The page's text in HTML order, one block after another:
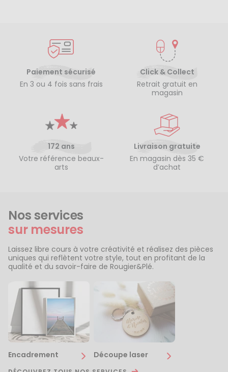
Paiement sécurisé
En 3 ou 4 fois sans frais
Click & Collect
Retrait gratuit en
magasin
172 ans
Votre référence beaux-
arts
Livraison gratuite
En magasin dès 35 €
d’achat
Nos services
sur mesures
Laissez libre cours à votre créativité et réalisez des pièces
uniques qui reflètent votre style, tout en profitant de la
qualité et du savoir-faire de Rougier&Plé.
Encadrement Découpe laser